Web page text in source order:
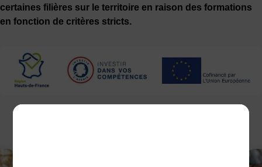
certaines filières sur le territoire en raison des formations
en fonction de critères stricts.